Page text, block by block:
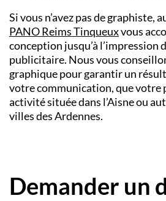
Si vous n’avez pas de graphiste,
PANO Reims Tinqueuxvous
conception jusqu’à l’impression
publicitaire. Nous vous
graphique pour garantir un
votre communication, que votre
activité située dans l’Aisne ou
villes des Ardennes.
Demander un